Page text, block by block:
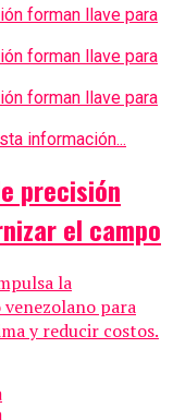
información...
precisión
el campo
la
para
y reducir costos.